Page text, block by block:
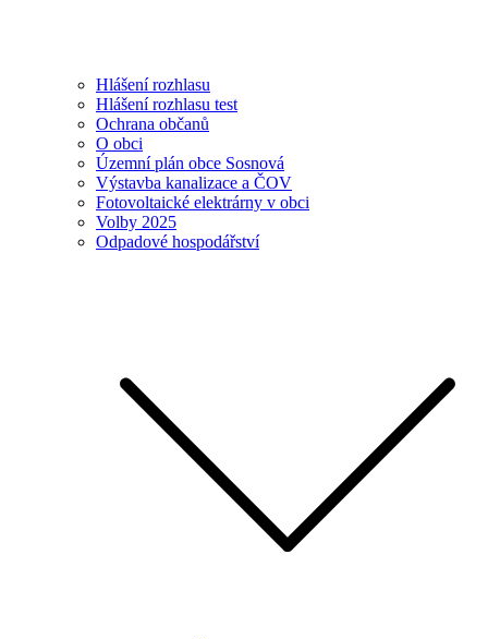
Hlášení rozhlasu
Hlášení rozhlasu test
Ochrana občanů
O obci
Územní plán obce Sosnová
Výstavba kanalizace a ČOV
Fotovoltaické elektrárny v obci
Volby 2025
Odpadové hospodářství